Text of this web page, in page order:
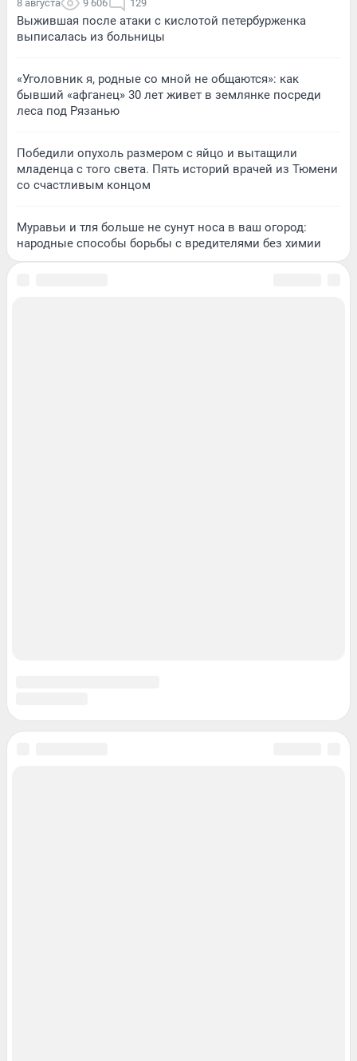
8 августа 9 606 129
Выжившая после атаки с кислотой петербурженка
выписалась из больницы
«Уголовник я, родные со мной не общаются»: как
бывший «афганец» 30 лет живет в землянке посреди
леса под Рязанью
Победили опухоль размером с яйцо и вытащили
младенца с того света. Пять историй врачей из Тюмени
со счастливым концом
Муравьи и тля больше не сунут носа в ваш огород:
народные способы борьбы с вредителями без химии